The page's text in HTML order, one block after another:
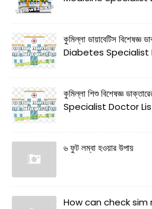
কুমিল্লা ডায়াবেটিস
Diabetes Specialist
কুমিল্লা শিশু বিশেষজ্ঞ
Specialist Doctor
৬ ফুট লম্বা হওয়ার উপায়
How can check sim